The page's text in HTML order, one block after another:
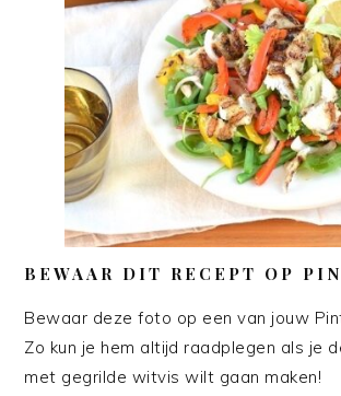
BEWAAR DIT RECEPT OP
Bewaar deze foto op een van jouw
Zo kun je hem altijd raadplegen als je
met gegrilde witvis wilt gaan maken!